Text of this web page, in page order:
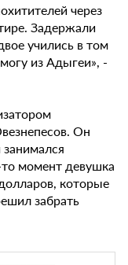
через
Задержали
учились в том
из Адыгеи», -
Он
занимался
момент девушка
которые
забрать